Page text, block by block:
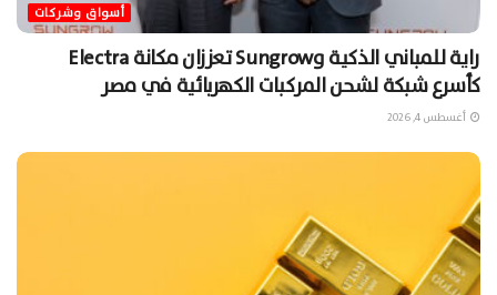
أسواق وشركات
راية للمباني الذكية وSungrow تعززان مكانة Electra
كأسرع شبكة لشحن المركبات الكهربائية في مصر
أغسطس 4, 2026